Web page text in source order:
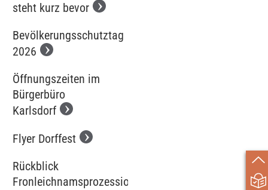
steht kurz bevor
Bevölkerungsschutztag
2026
Öffnungszeiten im
Bürgerbüro
Karlsdorf
Flyer Dorffest
Rückblick
Fronleichnamsprozession